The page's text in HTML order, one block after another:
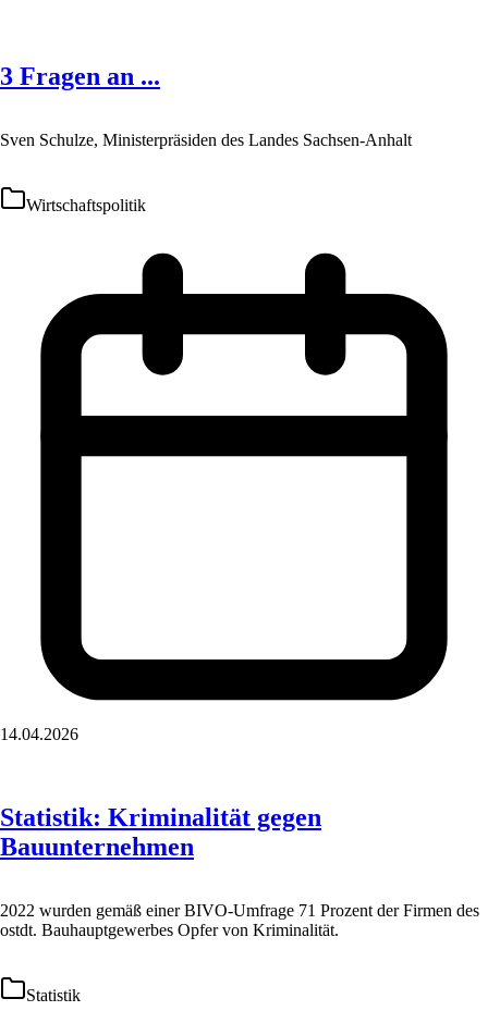
3 Fragen an ...
Sven Schulze, Ministerpräsiden des Landes Sachsen-Anhalt
Wirtschaftspolitik
14.04.2026
Statistik: Kriminalität gegen
Bauunternehmen
2022 wurden gemäß einer BIVO-Umfrage 71 Prozent der Firmen des
ostdt. Bauhauptgewerbes Opfer von Kriminalität.
Statistik